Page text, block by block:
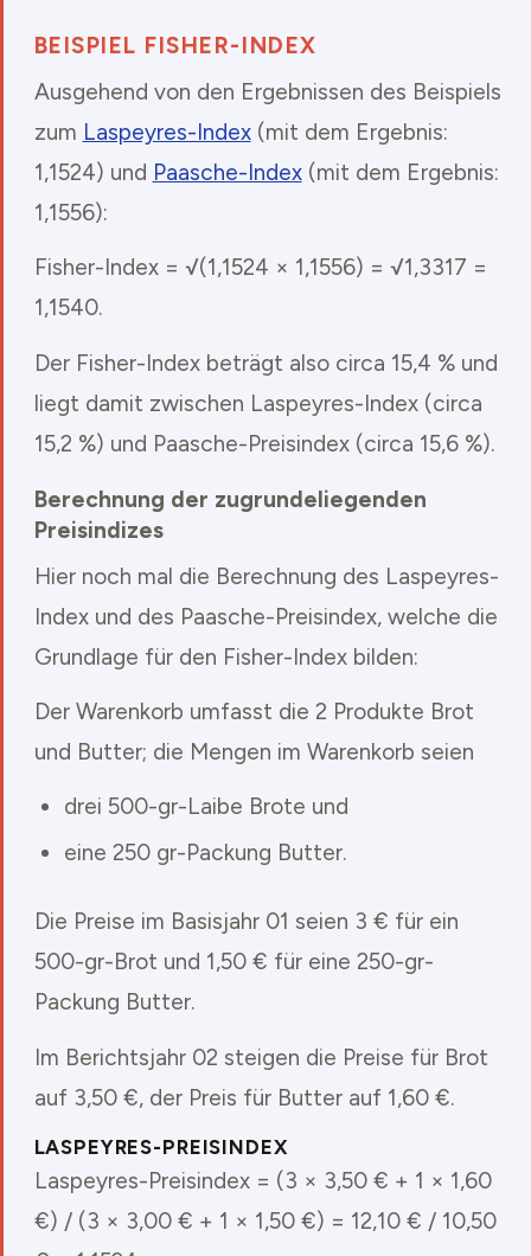
BEISPIEL FISHER-INDEX
Ausgehend von den Ergebnissen des Beispiels
zum Laspeyres-Index(mit dem Ergebnis:
1,1524) und Paasche-Index(mit dem Ergebnis:
1,1556):
Fisher-Index = √(1,1524 × 1,1556) = √1,3317 =
1,1540.
Der Fisher-Index beträgt also circa 15,4 % und
liegt damit zwischen Laspeyres-Index (circa
15,2 %) und Paasche-Preisindex (circa 15,6 %).
Berechnung der zugrundeliegenden
Preisindizes
Hier noch mal die Berechnung des Laspeyres-
Index und des Paasche-Preisindex, welche die
Grundlage für den Fisher-Index bilden:
Der Warenkorb umfasst die 2 Produkte Brot
und Butter; die Mengen im Warenkorb seien
drei 500-gr-Laibe Brote und
eine 250 gr-Packung Butter.
Die Preise im Basisjahr 01 seien 3 € für ein
500-gr-Brot und 1,50 € für eine 250-gr-
Packung Butter.
Im Berichtsjahr 02 steigen die Preise für Brot
auf 3,50 €, der Preis für Butter auf 1,60 €.
LASPEYRES-PREISINDEX
Laspeyres-Preisindex = (3 × 3,50 € + 1 × 1,60
€) / (3 × 3,00 € + 1 × 1,50 €) = 12,10 € / 10,50